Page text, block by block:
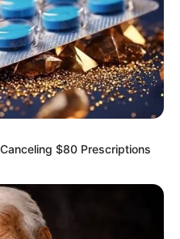
$80 Prescriptions